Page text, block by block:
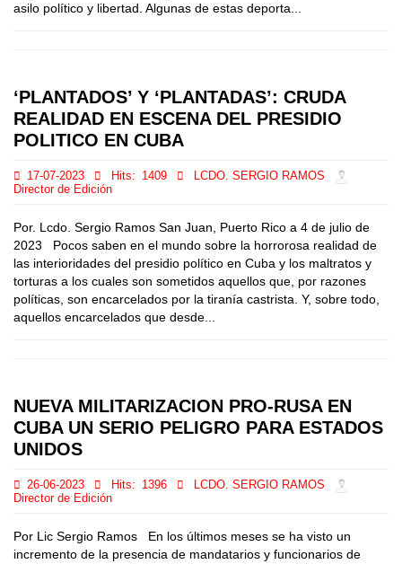
asilo político y libertad. Algunas de estas deporta...
‘PLANTADOS’ Y ‘PLANTADAS’: CRUDA
REALIDAD EN ESCENA DEL PRESIDIO
POLITICO EN CUBA
17-07-2023 Hits: 1409
LCDO. SERGIO RAMOS
Director de Edición
Por. Lcdo. Sergio Ramos San Juan, Puerto Rico a 4 de julio de
2023 Pocos saben en el mundo sobre la horrorosa realidad de
las interioridades del presidio político en Cuba y los maltratos y
torturas a los cuales son sometidos aquellos que, por razones
políticas, son encarcelados por la tiranía castrista. Y, sobre todo,
aquellos encarcelados que desde...
NUEVA MILITARIZACION PRO-RUSA EN
CUBA UN SERIO PELIGRO PARA ESTADOS
UNIDOS
26-06-2023 Hits: 1396
LCDO. SERGIO RAMOS
Director de Edición
Por Lic Sergio Ramos En los últimos meses se ha visto un
incremento de la presencia de mandatarios y funcionarios de